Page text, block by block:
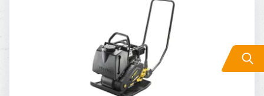
100 KG TRILPLAAT
DAGPRIJS PER WEEK
32,-
DAGPRIJS PER MAAND
24,-